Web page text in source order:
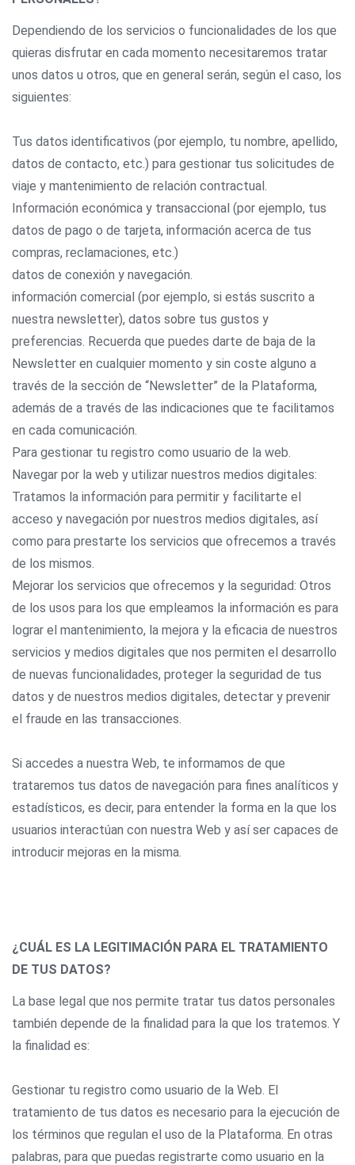
Dependiendo de los servicios o funcionalidades de los que
quieras disfrutar en cada momento necesitaremos tratar
unos datos u otros, que en general serán, según el caso, los
siguientes:
Tus datos identificativos (por ejemplo, tu nombre, apellido,
datos de contacto, etc.) para gestionar tus solicitudes de
viaje y mantenimiento de relación contractual.
Información económica y transaccional (por ejemplo, tus
datos de pago o de tarjeta, información acerca de tus
compras, reclamaciones, etc.)
datos de conexión y navegación.
información comercial (por ejemplo, si estás suscrito a
nuestra newsletter), datos sobre tus gustos y
preferencias. Recuerda que puedes darte de baja de la
Newsletter en cualquier momento y sin coste alguno a
través de la sección de “Newsletter” de la Plataforma,
además de a través de las indicaciones que te facilitamos
en cada comunicación.
Para gestionar tu registro como usuario de la web.
Navegar por la web y utilizar nuestros medios digitales:
Tratamos la información para permitir y facilitarte el
acceso y navegación por nuestros medios digitales, así
como para prestarte los servicios que ofrecemos a través
de los mismos.
Mejorar los servicios que ofrecemos y la seguridad: Otros
de los usos para los que empleamos la información es para
lograr el mantenimiento, la mejora y la eficacia de nuestros
servicios y medios digitales que nos permiten el desarrollo
de nuevas funcionalidades, proteger la seguridad de tus
datos y de nuestros medios digitales, detectar y prevenir
el fraude en las transacciones.
Si accedes a nuestra Web, te informamos de que
trataremos tus datos de navegación para fines analíticos y
estadísticos, es decir, para entender la forma en la que los
usuarios interactúan con nuestra Web y así ser capaces de
introducir mejoras en la misma.
¿CUÁL ES LA LEGITIMACIÓN PARA EL TRATAMIENTO
DE TUS DATOS?
La base legal que nos permite tratar tus datos personales
también depende de la finalidad para la que los tratemos. Y
la finalidad es:
Gestionar tu registro como usuario de la Web. El
tratamiento de tus datos es necesario para la ejecución de
los términos que regulan el uso de la Plataforma. En otras
palabras, para que puedas registrarte como usuario en la